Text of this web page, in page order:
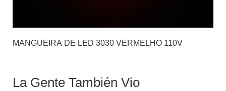
MANGUEIRA DE LED 3030 VERMELHO 110V
La Gente También Vio